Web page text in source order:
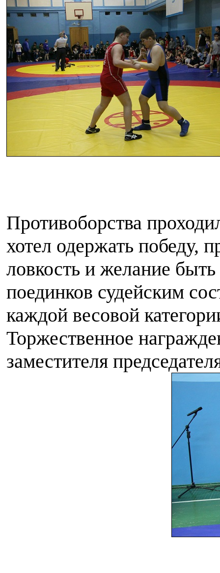
Противоборства
хотел одержать победу,
ловкость и желание
поединков судейским
каждой весовой
Торжественное
заместителя председа